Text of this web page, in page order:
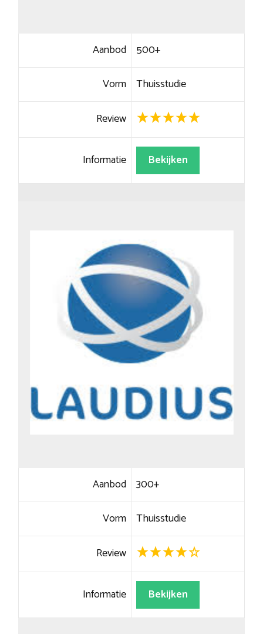
Aanbod 500+
Vorm Thuisstudie
Review
Informatie Bekijken
Aanbod 300+
Vorm Thuisstudie
Review
Informatie Bekijken